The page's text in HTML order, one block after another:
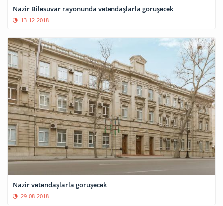
Nazir Biləsuvar rayonunda vətəndaşlarla görüşəcək
13-12-2018
Nazir vətəndaşlarla görüşəcək
29-08-2018